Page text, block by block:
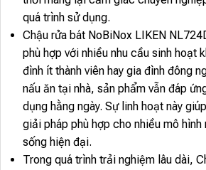
quá trình sử dụng.
Chậu rửa bát NoBiNox LIKEN
phù hợp với nhiều nhu cầu sinh hoạt
đình ít thành viên hay gia đình đông
nấu ăn tại nhà, sản phẩm vẫn đáp
dụng hằng ngày. Sự linh hoạt này
giải pháp phù hợp cho nhiều mô hình
sống hiện đại.
Trong quá trình trải nghiệm lâu dài,